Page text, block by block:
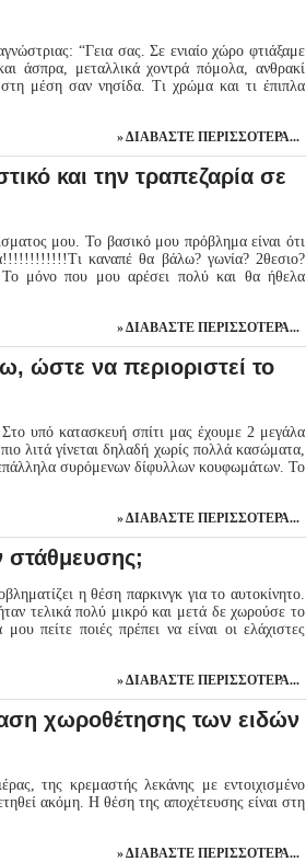
“Γεια σας. Σε ενιαίο χώρο φτιάξαμε
άσπρα, μεταλλικά χοντρά πόμολα, ανθρακί
μέση σαν νησίδα. Τι χρώμα και τι έπιπλα
ΔΙΑΒΆΣΤΕ ΠΕΡΙΣΣΌΤΕΡΑ...
και την τραπεζαρία σε
μου. Το βασικό μου πρόβλημα είναι ότι
καναπέ θα βάλω? γωνία? 2θεσιο?
μόνο που μου αρέσει πολύ και θα ήθελα
ΔΙΑΒΆΣΤΕ ΠΕΡΙΣΣΌΤΕΡΑ...
ώστε να περιοριστεί το
υπό κατασκευή σπίτι μας έχουμε 2 μεγάλα
λιτά γίνεται δηλαδή χωρίς πολλά κασώματα,
συρόμενων δίφυλλων κουφωμάτων. Το
ΔΙΑΒΆΣΤΕ ΠΕΡΙΣΣΌΤΕΡΑ...
στάθμευσης;
η θέση παρκινγκ για το αυτοκίνητο.
τελικά πολύ μικρό και μετά δε χωρούσε το
πείτε ποιές πρέπει να είναι οι ελάχιστες
ΔΙΑΒΆΣΤΕ ΠΕΡΙΣΣΌΤΕΡΑ...
χωροθέτησης των ειδών
της κρεμαστής λεκάνης με εντοιχισμένο
ακόμη. Η θέση της αποχέτευσης είναι στη
ΔΙΑΒΆΣΤΕ ΠΕΡΙΣΣΌΤΕΡΑ...